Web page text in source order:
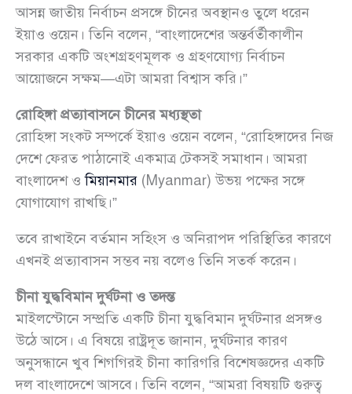
আসন্ন জাতীয় নির্বাচন প্রসঙ্গে চীনের অবস্থানও তুলে ধরেন
ইয়াও ওয়েন। তিনি বলেন, “বাংলাদেশের অন্তর্বর্তীকালীন
সরকার একটি অংশগ্রহণমূলক ও গ্রহণযোগ্য নির্বাচন
আয়োজনে সক্ষম—এটা আমরা বিশ্বাস করি।”
রোহিঙ্গা প্রত্যাবাসনে চীনের মধ্যস্থতা
রোহিঙ্গা সংকট সম্পর্কে ইয়াও ওয়েন বলেন, “রোহিঙ্গাদের নিজ
দেশে ফেরত পাঠানোই একমাত্র টেকসই সমাধান। আমরা
বাংলাদেশ ওমিয়ানমার (Myanmar) উভয় পক্ষের সঙ্গে
যোগাযোগ রাখছি।”
তবে রাখাইনে বর্তমান সহিংস ও অনিরাপদ পরিস্থিতির কারণে
এখনই প্রত্যাবাসন সম্ভব নয় বলেও তিনি সতর্ক করেন।
চীনা যুদ্ধবিমান দুর্ঘটনা ও তদন্ত
মাইলস্টোনে সম্প্রতি একটি চীনা যুদ্ধবিমান দুর্ঘটনার প্রসঙ্গও
উঠে আসে। এ বিষয়ে রাষ্ট্রদূত জানান, দুর্ঘটনার কারণ
অনুসন্ধানে খুব শিগগিরই চীনা কারিগরি বিশেষজ্ঞদের একটি
দল বাংলাদেশে আসবে। তিনি বলেন, “আমরা বিষয়টি গুরুত্ব